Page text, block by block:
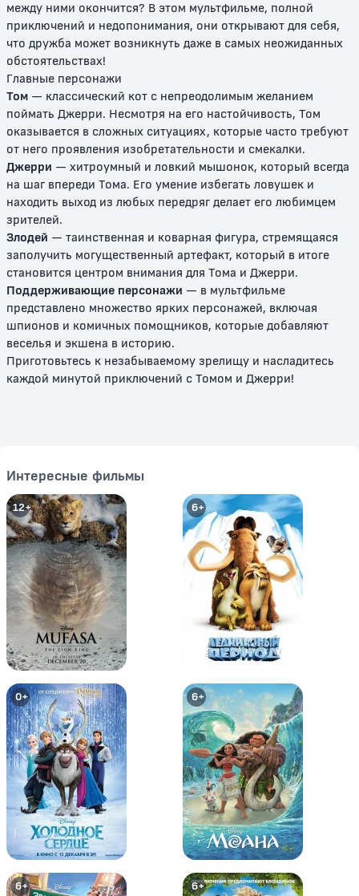
Том и Джерри: Полет на Марс Том и Джерри: Трепещи, Усатый
Том и Джерри: Сказки
Том и Джерри: История о
Щелкунчике
Том и Джерри: Шерлок Холмс
Том и Джерри и Волшебник из
страны Оз
0+
Том и Джерри: Робин Гуд и
Мышь-Весельчак
0+
Том и Джерри: Гигантское
приключение
6+ 0+
между ними окончится? В этом мультфильме, полной
приключений и недопонимания, они открывают для себя,
что дружба может возникнуть даже в самых неожиданных
обстоятельствах!
Главные персонажи
Том — классический кот с непреодолимым желанием
поймать Джерри. Несмотря на его настойчивость, Том
оказывается в сложных ситуациях, которые часто требуют
от него проявления изобретательности и смекалки.
Джерри — хитроумный и ловкий мышонок, который всегда
на шаг впереди Тома. Его умение избегать ловушек и
находить выход из любых передряг делает его любимцем
зрителей.
Злодей — таинственная и коварная фигура, стремящаяся
заполучить могущественный артефакт, который в итоге
становится центром внимания для Тома и Джерри.
Поддерживающие персонажи — в мультфильме
представлено множество ярких персонажей, включая
шпионов и комичных помощников, которые добавляют
веселья и экшена в историю.
Приготовьтесь к незабываемому зрелищу и насладитесь
каждой минутой приключений с Томом и Джерри!
Интересные фильмы
12+ 6+
0+ 6+
6+ 6+